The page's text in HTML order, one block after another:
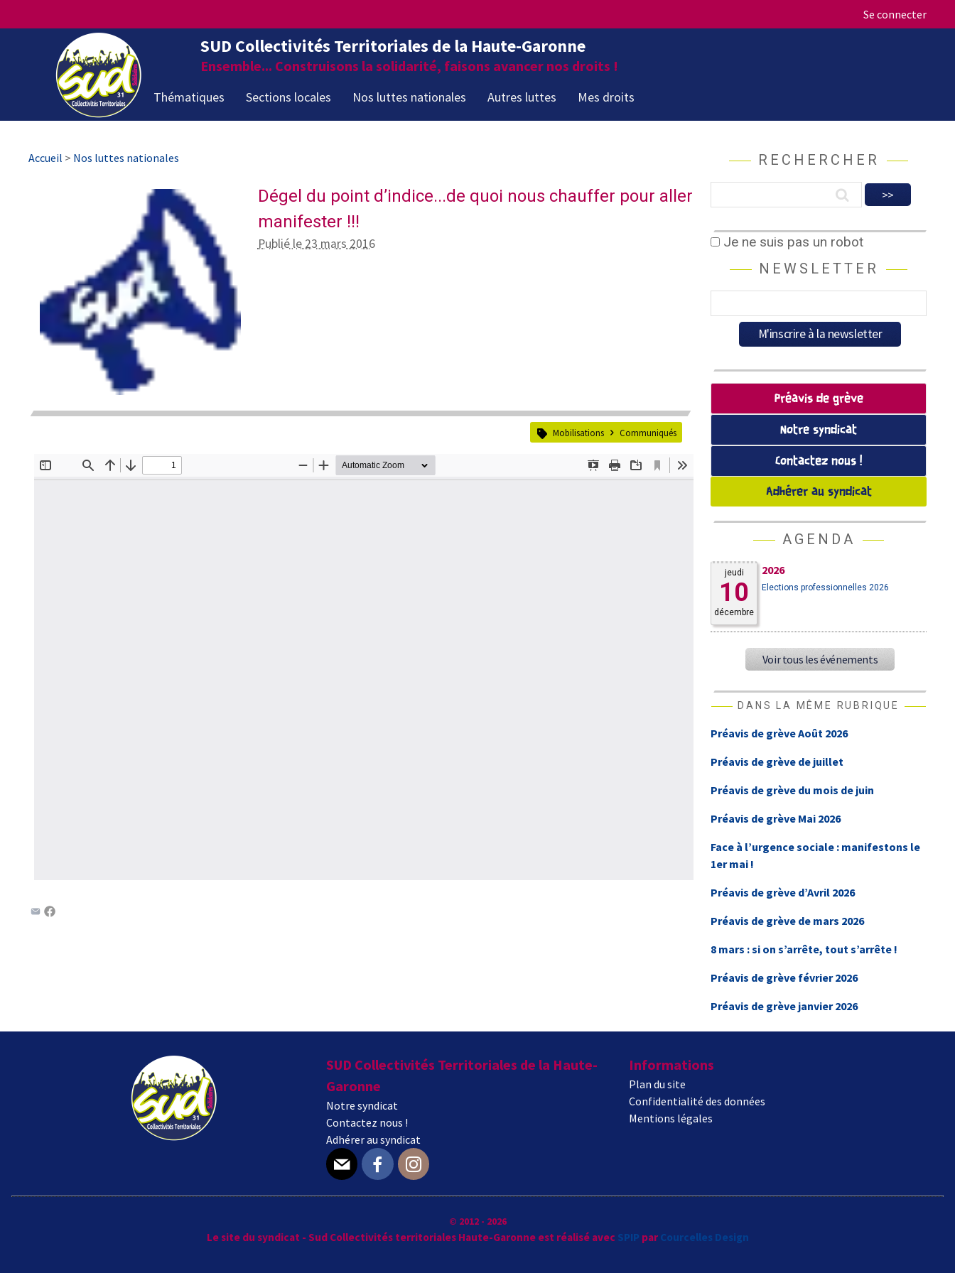
Se connecter
SUD Collectivités Territoriales de la Haute-Garonne
Ensemble... Construisons la solidarité, faisons avancer nos droits !
Thématiques Sections locales Nos luttes nationales Autres luttes Mes droits
Accueil > Nos luttes nationales
Dégel du point d’indice...de quoi nous chauffer pour aller
manifester !!!
Publié le 23 mars 2016
Mobilisations Communiqués
RECHERCHER
Je ne suis pas un robot
NEWSLETTER
Préavis de grève
Notre syndicat
Contactez nous !
Adhérer au syndicat
AGENDA
jeudi
10
décembre
2026
Elections professionnelles 2026
Voir tous les événements
DANS LA MÊME RUBRIQUE
Préavis de grève Août 2026
Préavis de grève de juillet
Préavis de grève du mois de juin
Préavis de grève Mai 2026
Face à l’urgence sociale : manifestons le
1er mai !
Préavis de grève d’Avril 2026
Préavis de grève de mars 2026
8 mars : si on s’arrête, tout s’arrête !
Préavis de grève février 2026
Préavis de grève janvier 2026
SUD Collectivités Territoriales de la Haute-
Garonne
Notre syndicat
Contactez nous !
Adhérer au syndicat
Informations
Plan du site
Confidentialité des données
Mentions légales
© 2012 - 2026
Le site du syndicat - Sud Collectivités territoriales Haute-Garonne est réalisé avec SPIP par Courcelles Design